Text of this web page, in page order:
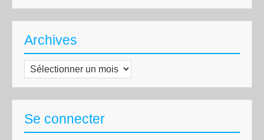
Archives
Archives
Se connecter